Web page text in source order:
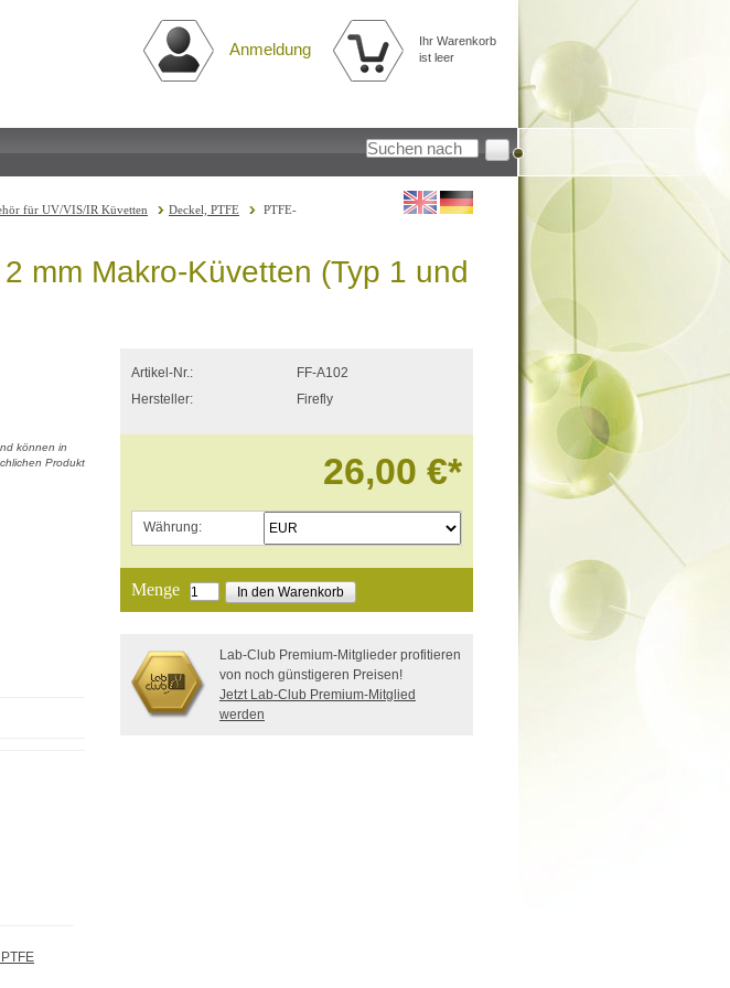
Anmeldung
Ihr Warenkorb
ist leer
für UV/VIS/IR Küvetten Deckel, PTFE
PTFE-
mm Makro-Küvetten (Typ 1 und
können in
Produkt
Artikel-Nr.:
FF-A102
Hersteller:
Firefly
26,00 €*
Währung:
Menge In den Warenkorb
Lab-Club Premium-Mitglieder profitieren
von noch günstigeren Preisen!
Jetzt Lab-Club Premium-Mitglied
werden